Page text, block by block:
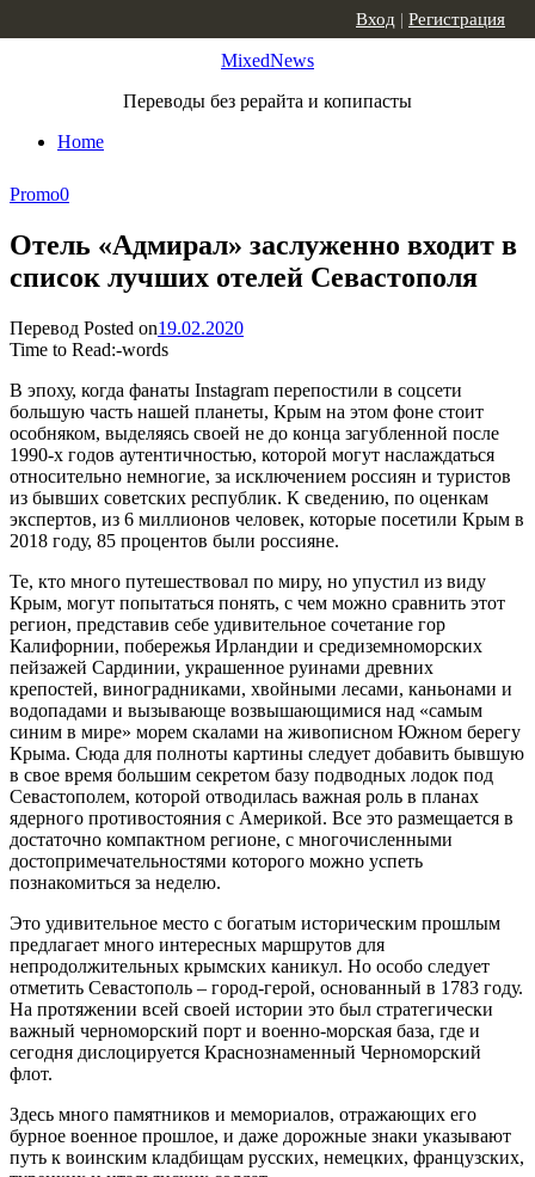
MixedNews
Переводы без рерайта и копипасты
Home
Вход | Регистрация
Promo0
Отель «Адмирал» заслуженно входит в
список лучших отелей Севастополя
Перевод Posted on19.02.2020
Time to Read:-words
В эпоху, когда фанаты Instagram перепостили в соцсети
большую часть нашей планеты, Крым на этом фоне стоит
особняком, выделяясь своей не до конца загубленной после
1990-х годов аутентичностью, которой могут наслаждаться
относительно немногие, за исключением россиян и туристов
из бывших советских республик. К сведению, по оценкам
экспертов, из 6 миллионов человек, которые посетили Крым в
2018 году, 85 процентов были россияне.
Те, кто много путешествовал по миру, но упустил из виду
Крым, могут попытаться понять, с чем можно сравнить этот
регион, представив себе удивительное сочетание гор
Калифорнии, побережья Ирландии и средиземноморских
пейзажей Сардинии, украшенное руинами древних
крепостей, виноградниками, хвойными лесами, каньонами и
водопадами и вызывающе возвышающимися над «самым
синим в мире» морем скалами на живописном Южном берегу
Крыма. Сюда для полноты картины следует добавить бывшую
в свое время большим секретом базу подводных лодок под
Севастополем, которой отводилась важная роль в планах
ядерного противостояния с Америкой. Все это размещается в
достаточно компактном регионе, с многочисленными
достопримечательностями которого можно успеть
познакомиться за неделю.
Это удивительное место с богатым историческим прошлым
предлагает много интересных маршрутов для
непродолжительных крымских каникул. Но особо следует
отметить Севастополь – город-герой, основанный в 1783 году.
На протяжении всей своей истории это был стратегически
важный черноморский порт и военно-морская база, где и
сегодня дислоцируется Краснознаменный Черноморский
флот.
Здесь много памятников и мемориалов, отражающих его
бурное военное прошлое, и даже дорожные знаки указывают
путь к воинским кладбищам русских, немецких, французских,